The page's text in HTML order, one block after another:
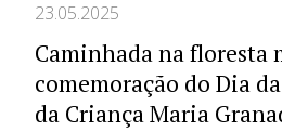
23.05.2025
Caminhada na floresta
comemoração do Dia
da Criança Maria